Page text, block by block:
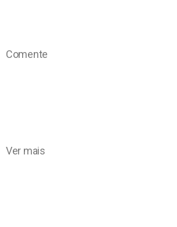
Comente
Ver mais